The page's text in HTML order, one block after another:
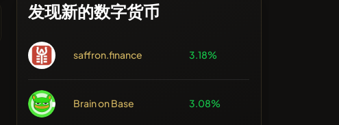
发现新的数字货币
saffron.finance 3.18%
Brain on Base 3.08%